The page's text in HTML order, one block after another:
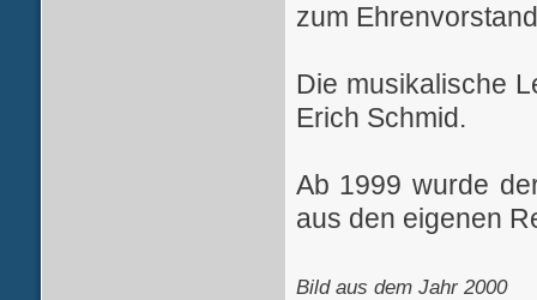
zum
Die musikalische
Erich Schmid.
Ab 1999 wurde
aus den eigenen
Bild aus dem Jahr 2000